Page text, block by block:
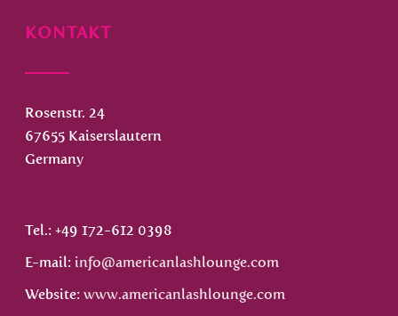
KONTAKT
Rosenstr. 24
67655 Kaiserslautern
Germany
Tel.: +49 172-612 0398
E-mail: info@americanlashlounge.com
Website:www.americanlashlounge.com